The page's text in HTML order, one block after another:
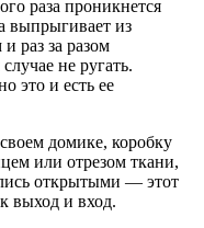
раза проникнется
выпрыгивает из
раз за разом
не ругать.
это и есть ее
домике, коробку
или отрезом ткани,
открытыми — этот
выход и вход.